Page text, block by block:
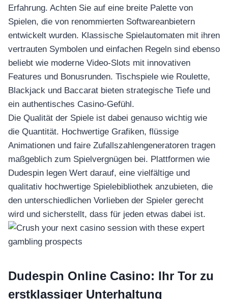
Erfahrung. Achten Sie auf eine breite Palette von
Spielen, die von renommierten Softwareanbietern
entwickelt wurden. Klassische Spielautomaten mit ihren
vertrauten Symbolen und einfachen Regeln sind ebenso
beliebt wie moderne Video-Slots mit innovativen
Features und Bonusrunden. Tischspiele wie Roulette,
Blackjack und Baccarat bieten strategische Tiefe und
ein authentisches Casino-Gefühl.
Die Qualität der Spiele ist dabei genauso wichtig wie
die Quantität. Hochwertige Grafiken, flüssige
Animationen und faire Zufallszahlengeneratoren tragen
maßgeblich zum Spielvergnügen bei. Plattformen wie
Dudespin legen Wert darauf, eine vielfältige und
qualitativ hochwertige Spielebibliothek anzubieten, die
den unterschiedlichen Vorlieben der Spieler gerecht
wird und sicherstellt, dass für jeden etwas dabei ist.
Dudespin Online Casino: Ihr Tor zu
erstklassiger Unterhaltung